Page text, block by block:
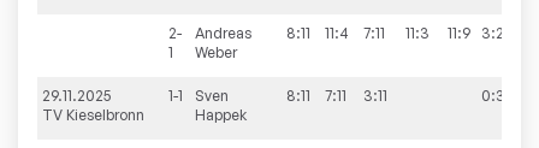
2-
1
Andreas
Weber
8:11 11:4 7:11 11:3 11:9 3:2
29.11.2025
TV Kieselbronn
1-1
Sven
Happek
8:11 7:11 3:11 0:3